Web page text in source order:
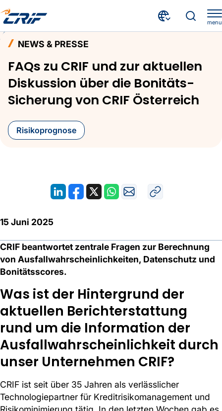
menu
NEWS & PRESSE
FAQs zu CRIF und zur aktuellen
Diskussion über die Bonitäts-
Sicherung von CRIF Österreich
Risikoprognose
15 Juni 2025
CRIF beantwortet zentrale Fragen zur Berechnung
von Ausfallwahrscheinlichkeiten, Datenschutz und
Bonitätsscores.
Was ist der Hintergrund der
aktuellen Berichterstattung
rund um die Information der
Ausfallwahrscheinlichkeit durch
unser Unternehmen CRIF?
CRIF ist seit über 35 Jahren als verlässlicher
Technologiepartner für Kreditrisikomanagement und